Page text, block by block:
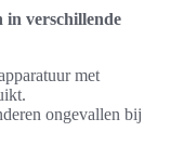
in verschillende
met
ongevallen bij